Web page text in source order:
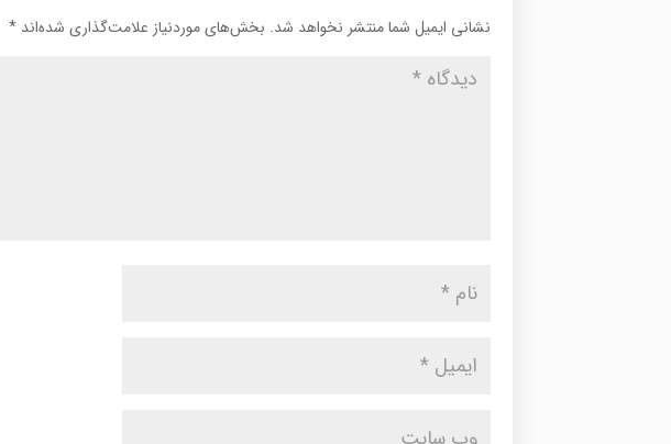
نشانی ایمیل شما منتشر نخواهد شد. بخش‌های موردنیاز علامت‌گذاری شده‌اند*